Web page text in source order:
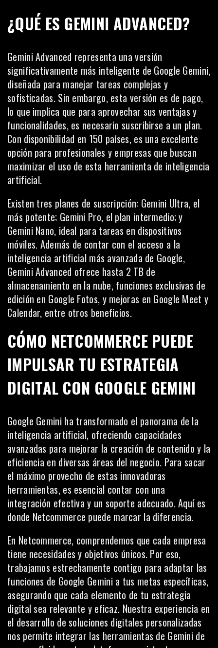
¿QUÉ ES GEMINI ADVANCED?
Gemini Advanced representa una versión
significativamente más inteligente de Google Gemini,
diseñada para manejar tareas complejas y
sofisticadas. Sin embargo, esta versión es de pago,
lo que implica que para aprovechar sus ventajas y
funcionalidades, es necesario suscribirse a un plan.
Con disponibilidad en 150 países, es una excelente
opción para profesionales y empresas que buscan
maximizar el uso de esta herramienta de inteligencia
artificial.
Existen tres planes de suscripción: Gemini Ultra, el
más potente; Gemini Pro, el plan intermedio; y
Gemini Nano, ideal para tareas en dispositivos
móviles. Además de contar con el acceso a la
inteligencia artificial más avanzada de Google,
Gemini Advanced ofrece hasta 2 TB de
almacenamiento en la nube, funciones exclusivas de
edición en Google Fotos, y mejoras en Google Meet y
Calendar, entre otros beneficios.
CÓMO NETCOMMERCE PUEDE
IMPULSAR TU ESTRATEGIA
DIGITAL CON GOOGLE GEMINI
Google Gemini ha transformado el panorama de la
inteligencia artificial, ofreciendo capacidades
avanzadas para mejorar la creación de contenido y la
eficiencia en diversas áreas del negocio. Para sacar
el máximo provecho de estas innovadoras
herramientas, es esencial contar con una
integración efectiva y un soporte adecuado. Aquí es
donde Netcommerce puede marcar la diferencia.
En Netcommerce, comprendemos que cada empresa
tiene necesidades y objetivos únicos. Por eso,
trabajamos estrechamente contigo para adaptar las
funciones de Google Gemini a tus metas específicas,
asegurando que cada elemento de tu estrategia
digital sea relevante y eficaz. Nuestra experiencia en
el desarrollo de soluciones digitales personalizadas
nos permite integrar las herramientas de Gemini de